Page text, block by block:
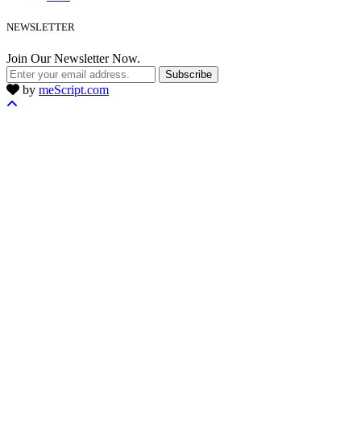
NEWSLETTER
Join Our Newsletter Now.
Subscribe
by meScript.com